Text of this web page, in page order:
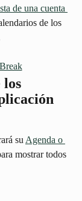
de una cuenta
de los
los
su Agenda o
mostrar todos